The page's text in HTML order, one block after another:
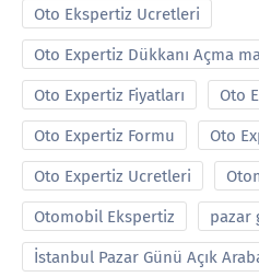
Oto Ekspertiz Ucretleri
Oto Expertiz Dükkanı Açma
Oto Expertiz Fiyatları Oto
Oto Expertiz Formu Oto
Oto Expertiz Ucretleri
Otomobil Ekspertiz pazar
İstanbul Pazar Günü Açık